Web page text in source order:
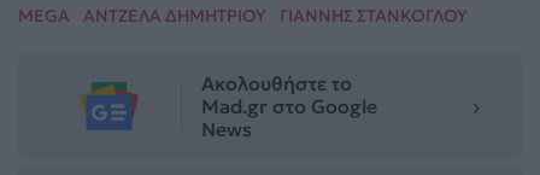
MEGA ΑΝΤΖΕΛΑ ΔΗΜΗΤΡΙΟΥ ΓΙΑΝΝΗΣ ΣΤΑΝΚΟΓΛΟΥ
Ακολουθήστε το
Mad.gr στο Google
News